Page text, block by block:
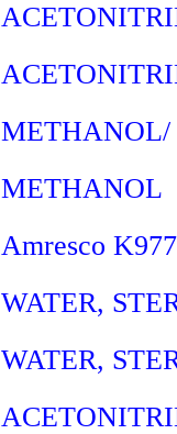
METHANOL/
METHANOL
Amresco
WATER,
WATER,